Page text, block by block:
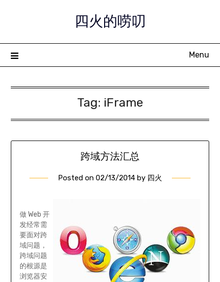
四火的唠叨
Menu
Tag: iFrame
跨域方法汇总
Posted on 02/13/2014 by 四火
做 Web 开
发经常需
要面对跨
域问题，
跨域问题
的根源是
浏览器安